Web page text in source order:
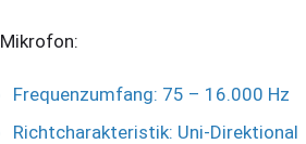
Mikrofon:
Frequenzumfang: 75 – 16.000 Hz
Richtcharakteristik: Uni-Direktional